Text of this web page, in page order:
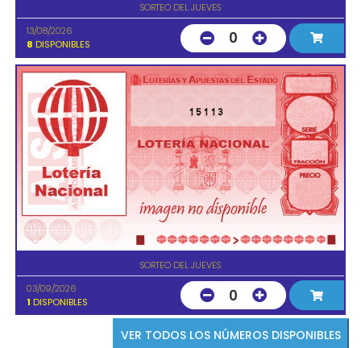
SORTEO DEL JUEVES
13/08/2026
8 DISPONIBLES 0
15113
SORTEO DEL JUEVES
03/09/2026
1 DISPONIBLES 0
VER TODOS LOS NÚMEROS DISPONIBLES